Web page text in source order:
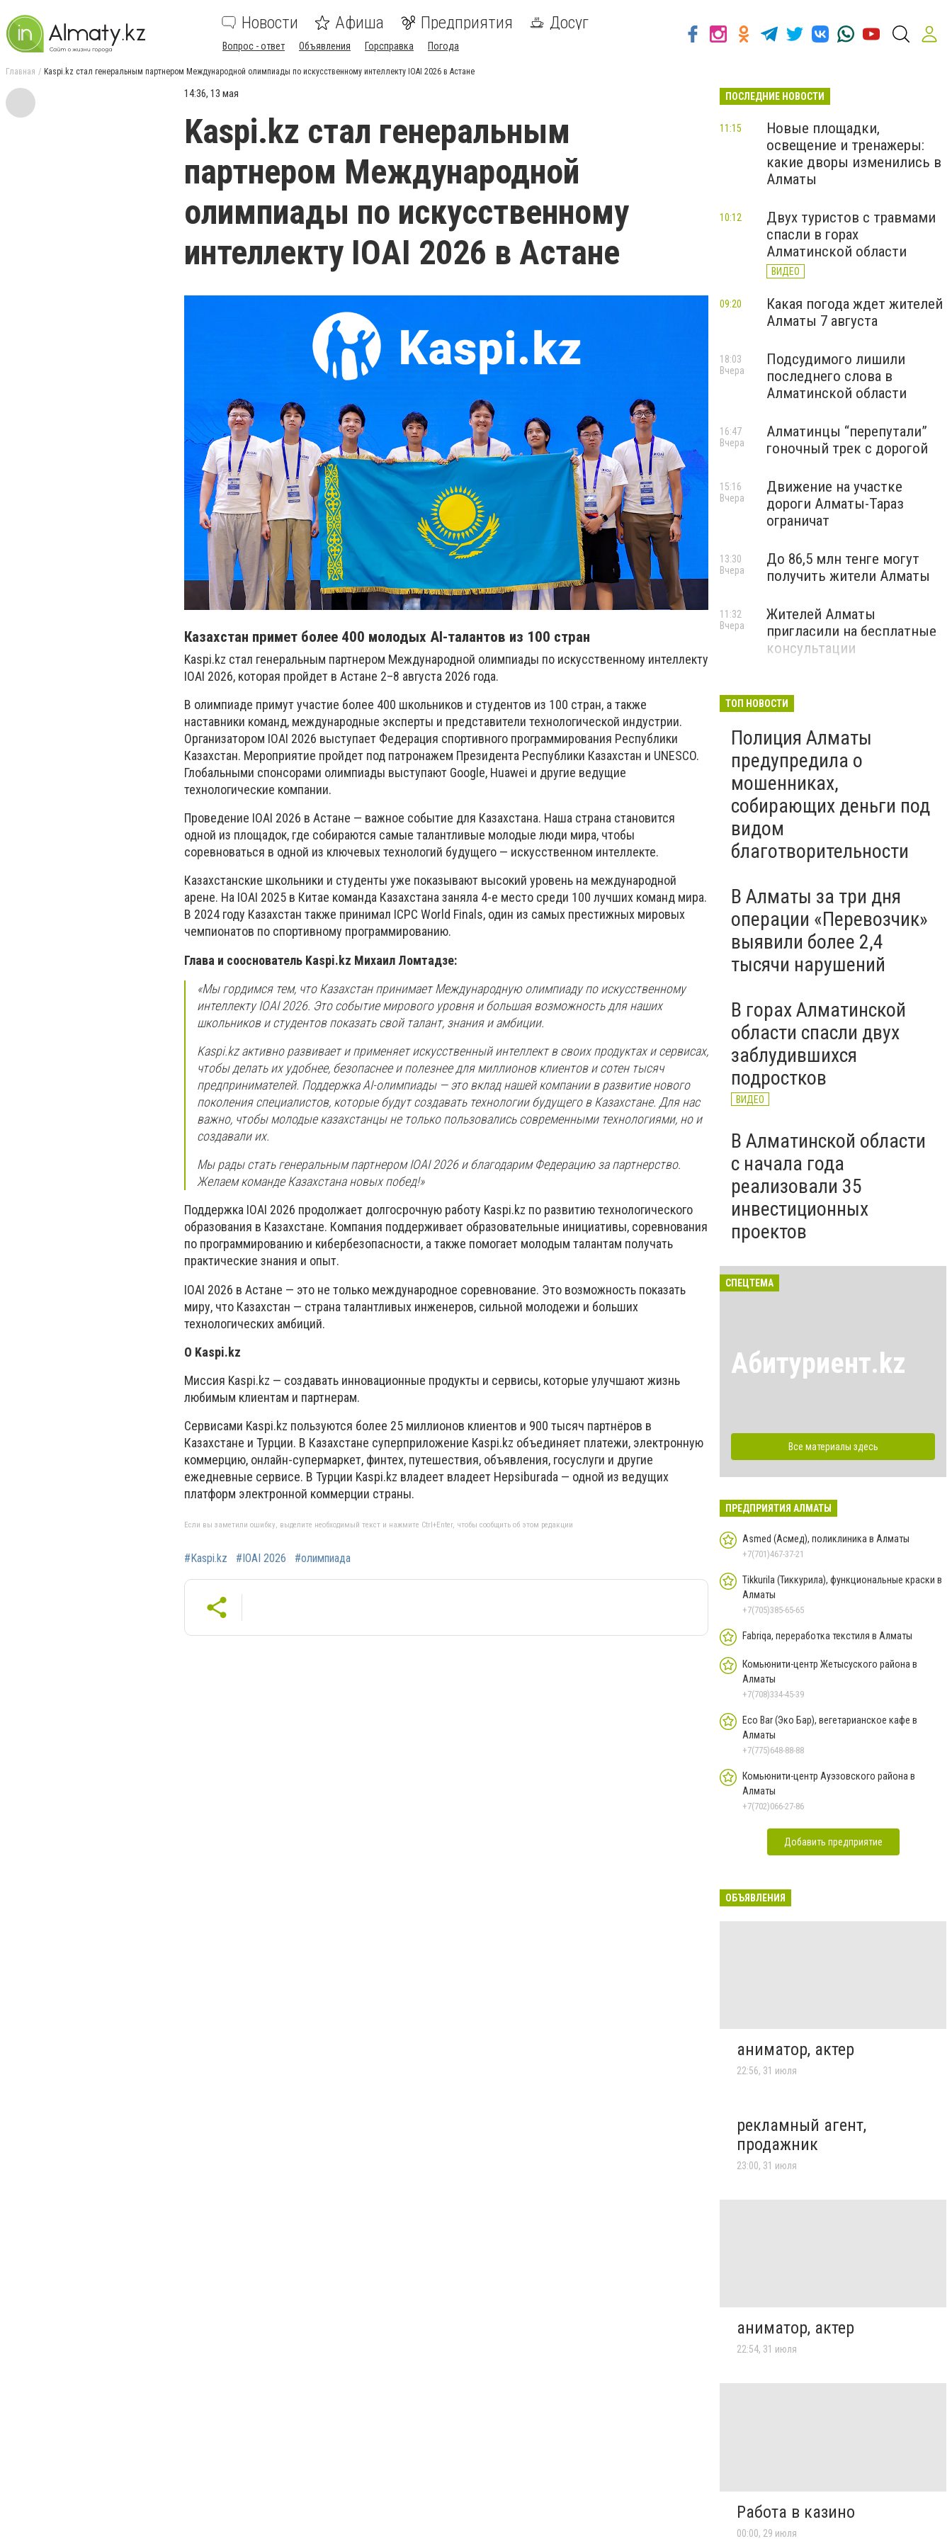
Новости Афиша Предприятия Досуг
Вопрос - ответ Объявления Горсправка Погода
Главная Kaspi.kz стал генеральным партнером Международной олимпиады по искусственному интеллекту IOAI 2026 в Астане
14:36, 13 мая
Kaspi.kz стал генеральным
партнером Международной
олимпиады по искусственному
интеллекту IOAI 2026 в Астане
Казахстан примет более 400 молодых AI-талантов из 100 стран
Kaspi.kz стал генеральным партнером Международной олимпиады по искусственному интеллекту
IOAI 2026, которая пройдет в Астане 2–8 августа 2026 года.
В олимпиаде примут участие более 400 школьников и студентов из 100 стран, а также
наставники команд, международные эксперты и представители технологической индустрии.
Организатором IOAI 2026 выступает Федерация спортивного программирования Республики
Казахстан. Мероприятие пройдет под патронажем Президента Республики Казахстан и UNESCO.
Глобальными спонсорами олимпиады выступают Google, Huawei и другие ведущие
технологические компании.
Проведение IOAI 2026 в Астане — важное событие для Казахстана. Наша страна становится
одной из площадок, где собираются самые талантливые молодые люди мира, чтобы
соревноваться в одной из ключевых технологий будущего — искусственном интеллекте.
Казахстанские школьники и студенты уже показывают высокий уровень на международной
арене. На IOAI 2025 в Китае команда Казахстана заняла 4-е место среди 100 лучших команд мира.
В 2024 году Казахстан также принимал ICPC World Finals, один из самых престижных мировых
чемпионатов по спортивному программированию.
Глава и сооснователь Kaspi.kz Михаил Ломтадзе:
«Мы гордимся тем, что Казахстан принимает Международную олимпиаду по искусственному
интеллекту IOAI 2026. Это событие мирового уровня и большая возможность для наших
школьников и студентов показать свой талант, знания и амбиции.
Kaspi.kz активно развивает и применяет искусственный интеллект в своих продуктах и сервисах,
чтобы делать их удобнее, безопаснее и полезнее для миллионов клиентов и сотен тысяч
предпринимателей. Поддержка AI-олимпиады — это вклад нашей компании в развитие нового
поколения специалистов, которые будут создавать технологии будущего в Казахстане. Для нас
важно, чтобы молодые казахстанцы не только пользовались современными технологиями, но и
создавали их.
Мы рады стать генеральным партнером IOAI 2026 и благодарим Федерацию за партнерство.
Желаем команде Казахстана новых побед!»
Поддержка IOAI 2026 продолжает долгосрочную работу Kaspi.kz по развитию технологического
образования в Казахстане. Компания поддерживает образовательные инициативы, соревнования
по программированию и кибербезопасности, а также помогает молодым талантам получать
практические знания и опыт.
IOAI 2026 в Астане — это не только международное соревнование. Это возможность показать
миру, что Казахстан — страна талантливых инженеров, сильной молодежи и больших
технологических амбиций.
О Kaspi.kz
Миссия Kaspi.kz — создавать инновационные продукты и сервисы, которые улучшают жизнь
любимым клиентам и партнерам.
Сервисами Kaspi.kz пользуются более 25 миллионов клиентов и 900 тысяч партнёров в
Казахстане и Турции. В Казахстане суперприложение Kaspi.kz объединяет платежи, электронную
коммерцию, онлайн-супермаркет, финтех, путешествия, объявления, госуслуги и другие
ежедневные сервисе. В Турции Kaspi.kz владеет владеет Hepsiburada — одной из ведущих
платформ электронной коммерции страны.
Если вы заметили ошибку, выделите необходимый текст и нажмите Ctrl+Enter, чтобы сообщить об этом редакции
#Kaspi.kz #IOAI 2026 #олимпиада
ПОСЛЕДНИЕ НОВОСТИ
Новые площадки,
освещение и тренажеры:
какие дворы изменились в
Алматы
11:15
Двух туристов с травмами
спасли в горах
Алматинской области
ВИДЕО
10:12
Какая погода ждет жителей
Алматы 7 августа
09:20
Подсудимого лишили
последнего слова в
Алматинской области
18:03
Вчера
Алматинцы “перепутали”
гоночный трек с дорогой
16:47
Вчера
Движение на участке
дороги Алматы-Тараз
ограничат
15:16
Вчера
До 86,5 млн тенге могут
получить жители Алматы
13:30
Вчера
Жителей Алматы
пригласили на бесплатные
консультации
11:32
Вчера
ТОП НОВОСТИ
Полиция Алматы
предупредила о
мошенниках,
собирающих деньги под
видом
благотворительности
В Алматы за три дня
операции «Перевозчик»
выявили более 2,4
тысячи нарушений
В горах Алматинской
области спасли двух
заблудившихся
подростков
ВИДЕО
В Алматинской области
с начала года
реализовали 35
инвестиционных
проектов
СПЕЦТЕМА
Абитуриент.kz
Все материалы здесь
ПРЕДПРИЯТИЯ АЛМАТЫ
Asmed (Асмед), поликлиника в Алматы
+7(701)467-37-21
Tikkurila (Тиккурила), функциональные краски в
Алматы
+7(705)385-65-65
Fabriqa, переработка текстиля в Алматы
Комьюнити-центр Жетысуского района в
Алматы
+7(708)334-45-39
Eco Bar (Эко Бар), вегетарианское кафе в
Алматы
+7(775)648-88-88
Комьюнити-центр Ауэзовского района в
Алматы
+7(702)066-27-86
Добавить предприятие
ОБЪЯВЛЕНИЯ
аниматор, актер
22:56, 31 июля
рекламный агент,
продажник
23:00, 31 июля
аниматор, актер
22:54, 31 июля
Работа в казино
00:00, 29 июля